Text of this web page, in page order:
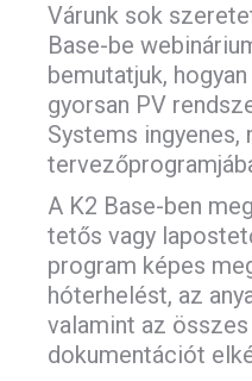
Várunk sok
Base-be
bemutatjuk,
gyorsan PV
Systems ingyenes,
A K2 Base-ben
tetős vagy
program képes
hóterhelést, az
valamint az
dokumentációt